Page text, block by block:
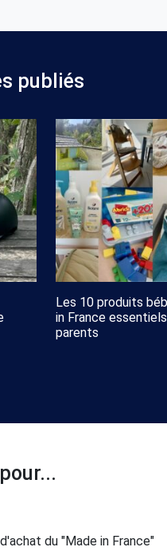
publiés
Les 10 produits
in France
parents
du "Made in France"